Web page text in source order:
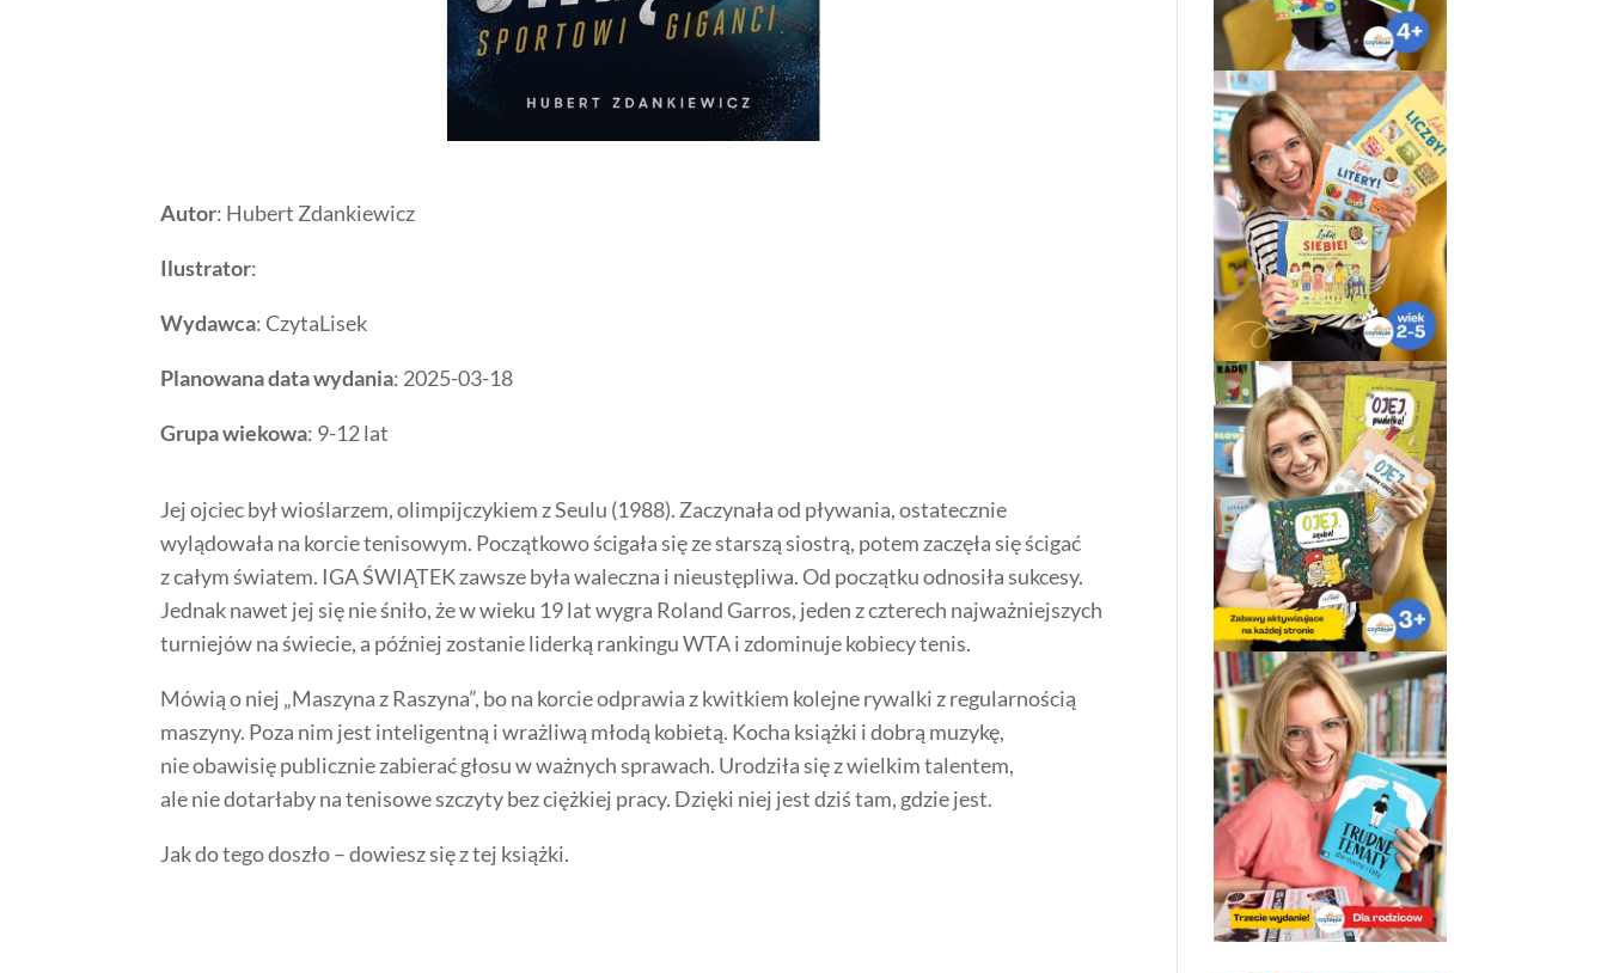
Autor: Hubert Zdankiewicz
Ilustrator:
Wydawca: CzytaLisek
Planowana data wydania: 2025-03-18
Grupa wiekowa: 9-12 lat
Jej ojciec był wioślarzem, olimpijczykiem z Seulu (1988). Zaczynała od pływania, ostatecznie
wylądowała na korcie tenisowym. Początkowo ścigała się ze starszą siostrą, potem zaczęła się ścigać
z całym światem. IGA ŚWIĄTEK zawsze była waleczna i nieustępliwa. Od początku odnosiła sukcesy.
Jednak nawet jej się nie śniło, że w wieku 19 lat wygra Roland Garros, jeden z czterech najważniejszych
turniejów na świecie, a później zostanie liderką rankingu WTA i zdominuje kobiecy tenis.
Mówią o niej „Maszyna z Raszyna”, bo na korcie odprawia z kwitkiem kolejne rywalki z regularnością
maszyny. Poza nim jest inteligentną i wrażliwą młodą kobietą. Kocha książki i dobrą muzykę,
nie obawisię publicznie zabierać głosu w ważnych sprawach. Urodziła się z wielkim talentem,
ale nie dotarłaby na tenisowe szczyty bez ciężkiej pracy. Dzięki niej jest dziś tam, gdzie jest.
Jak do tego doszło – dowiesz się z tej książki.